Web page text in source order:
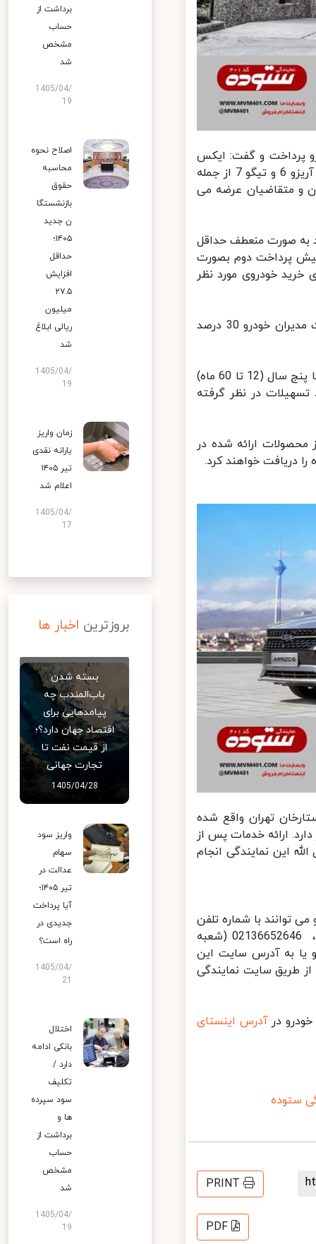
پرداخت و گفت: ایکس
55، ایکس 33 اس، ایکس 22، 315 پلاس اتوماتیک، آریزو 5 توربو، تیگو 5، آریزو 6 و تیگو 7 از جمله
و متقاضیان عرضه می
صورت منعطف حداقل
اول و 15 درصد نیز برای پیش پرداخت دوم بصورت
از تسهیلات برای خرید خودروی مورد نظر
وی یادآور شد که در قراردادهای سازمانی نیز پیش پرداخت خرید محصولات مدیران خودرو 30 درصد
به گفته صفایی، مدت بازپرداخت اقساط خودروهای نمایندگی ستوده از یک تا پنج سال (12 تا 60 ماه)
نرخ 18 و 21 درصد برای سود تسهیلات در نظر گرفته
ارائه شده در
ستوده کد 401 در خیابان ستارخان تهران واقع شده
ارائه خدمات پس از
این نمایندگی انجام
با شماره تلفن
های 02144251055 (شعبه ستارخان)، 02155333553 (شعبه نازی آباد)، 02136652646 (شعبه
و یا به آدرس سایت این
طریق سایت نمایندگی
درآدرس اینستای
ستوده
PRINT
PDF
برداشت از
حساب
مشخص
شد
1405/04/
19
اصلاح نحوه
محاسبه
حقوق
بازنشستگا
ن جدید
۱۴۰۵؛
حداقل
افزایش
۲۷.۵
میلیون
ریالی ابلاغ
شد
1405/04/
19
زمان واریز
یارانه نقدی
تیر ۱۴۰۵
اعلام شد
1405/04/
17
بروزترین اخبار ها
بسته شدن
باب‌المندب چه
پیامدهایی برای
اقتصاد جهان دارد؟؛
از قیمت نفت تا
تجارت جهانی
1405/04/28
واریز سود
سهام
عدالت در
تیر ۱۴۰۵؛
آیا پرداخت
جدیدی در
راه است؟
1405/04/
اختلال
بانکی ادامه
دارد /
تکلیف
سود سپرده
ها و
برداشت از
حساب
مشخص
شد
1405/04/
19